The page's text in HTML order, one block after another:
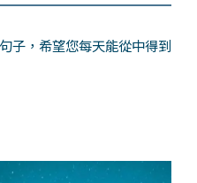
子，希望您每天能從中得到